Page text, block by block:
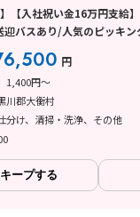
】【入社祝い金16万円支給
バスあり/人気のピッキン
円
1,400円～
川郡大衡村
分け、清掃・洗浄、その他
キープする